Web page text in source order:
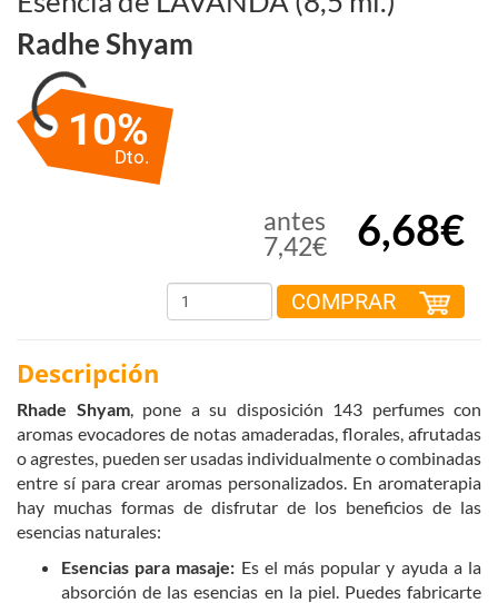
Radhe Shyam
10%
Dto.
antes
7,42€
6,68€
COMPRAR
Descripción
Rhade Shyam, pone a su disposición 143 perfumes con
aromas evocadores de notas amaderadas, florales, afrutadas
o agrestes, pueden ser usadas individualmente o combinadas
entre sí para crear aromas personalizados. En aromaterapia
hay muchas formas de disfrutar de los beneficios de las
esencias naturales:
Esencias para masaje: Es el más popular y ayuda a la
absorción de las esencias en la piel. Puedes fabricarte